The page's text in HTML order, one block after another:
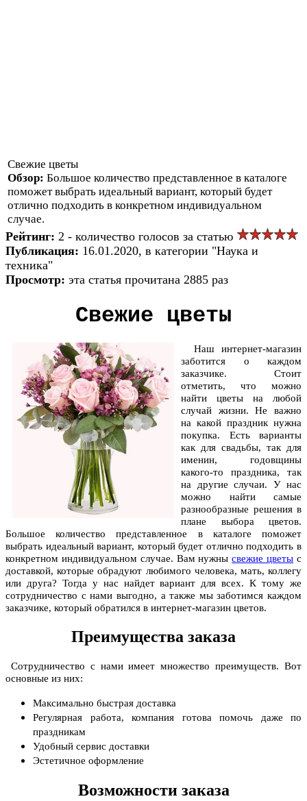
Свежие цветы
Обзор: Большое количество представленное в каталоге
поможет выбрать идеальный вариант, который будет
отлично подходить в конкретном индивидуальном
случае.
Рейтинг: 2 - количество голосов за статью
Публикация: 16.01.2020, в категории "Наука и
техника"
Просмотр: эта статья прочитана 2885 раз
Свежие цветы
Наш интернет-магазин
заботится о каждом
заказчике. Стоит
отметить, что можно
найти цветы на любой
случай жизни. Не важно
на какой праздник нужна
покупка. Есть варианты
как для свадьбы, так для
именин, годовщины
какого-то праздника, так
на другие случаи. У нас
можно найти самые
разнообразные решения в
плане выбора цветов.
Большое количество представленное в каталоге поможет
выбрать идеальный вариант, который будет отлично подходить в
конкретном индивидуальном случае. Вам нужнысвежие цветы с
доставкой, которые обрадуют любимого человека, мать, коллегу
или друга? Тогда у нас найдет вариант для всех. К тому же
сотрудничество с нами выгодно, а также мы заботимся каждом
заказчике, который обратился в интернет-магазин цветов.
Преимущества заказа
Сотрудничество с нами имеет множество преимуществ. Вот
основные из них:
Максимально быстрая доставка
Регулярная работа, компания готова помочь даже по
праздникам
Удобный сервис доставки
Эстетичное оформление
Возможности заказа